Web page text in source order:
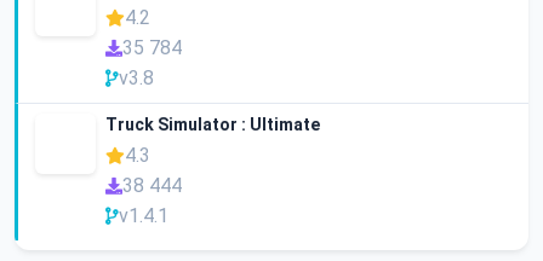
4.2
35 784
v3.8
Truck Simulator : Ultimate
4.3
38 444
v1.4.1